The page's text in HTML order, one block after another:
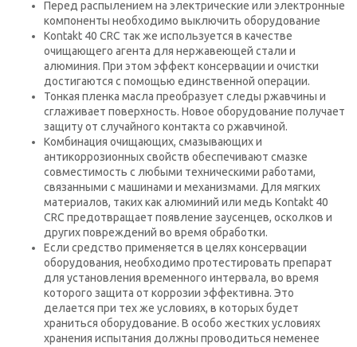
Перед распылением на электрические или электронные
компоненты необходимо выключить оборудование
Kontakt 40 CRC так же используется в качестве
очищающего агента для нержавеющей стали и
алюминия. При этом эффект консервации и очистки
достигаются с помощью единственной операции.
Тонкая пленка масла преобразует следы ржавчины и
сглаживает поверхность. Новое оборудование получает
защиту от случайного контакта со ржавчиной.
Комбинация очищающих, смазывающих и
антикоррозионных свойств обеспечивают смазке
совместимость с любыми техническими работами,
связанными с машинами и механизмами. Для мягких
материалов, таких как алюминий или медь Kontakt 40
CRC предотвращает появление заусенцев, осколков и
других повреждений во время обработки.
Если средство применяется в целях консервации
оборудования, необходимо протестировать препарат
для установления временного интервала, во время
которого защита от коррозии эффективна. Это
делается при тех же условиях, в которых будет
храниться оборудование. В особо жестких условиях
хранения испытания должны проводиться неменее